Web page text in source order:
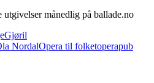
månedlig på ballade.no
Gjøril
NordalOpera til folketoperapub